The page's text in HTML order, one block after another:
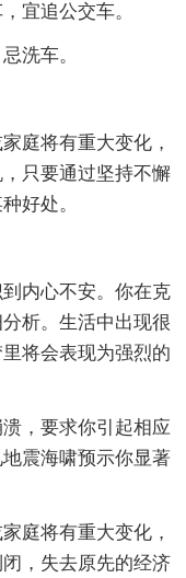
宜追公交车。
洗车。
庭将有重大变化，
只要通过坚持不懈
好处。
内心不安。你在克
析。生活中出现很
将会表现为强烈的
，要求你引起相应
震海啸预示你显著
庭将有重大变化，
，失去原先的经济